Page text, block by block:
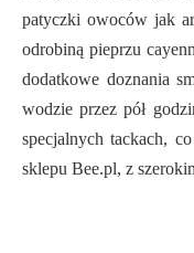
patyczki owoców jak
odrobiną pieprzu
dodatkowe doznania
wodzie przez pół
specjalnych tackach,
sklepu Bee.pl, z